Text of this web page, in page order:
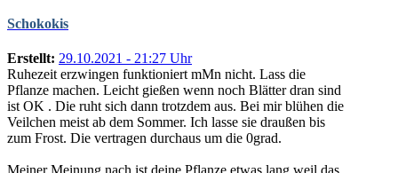
Schokokis
Erstellt: 29.10.2021 - 21:27 Uhr
Ruhezeit erzwingen funktioniert mMn nicht. Lass die
Pflanze machen. Leicht gießen wenn noch Blätter dran sind
ist OK . Die ruht sich dann trotzdem aus. Bei mir blühen die
Veilchen meist ab dem Sommer. Ich lasse sie draußen bis
zum Frost. Die vertragen durchaus um die 0grad.
Meiner Meinung nach ist deine Pflanze etwas lang weil das